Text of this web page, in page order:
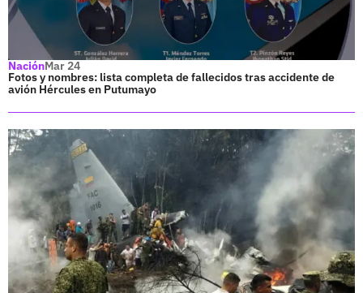
NaciónMar 24
Fotos y nombres: lista completa de fallecidos tras accidente de
avión Hércules en Putumayo